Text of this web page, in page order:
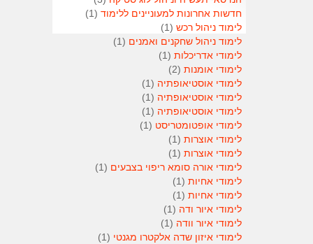
חדשות אחרונות למעוניינים ללימוד (1)
לימוד ניהול רכש (1)
לימוד ניהול שחקנים ואמנים (1)
לימודי אדריכלות (1)
לימודי אומנות (2)
לימודי אוסטיאופתיה (1)
לימודי אוסטיאופתיה (1)
לימודי אוסטיאופתיה (1)
לימודי אופטומטריסט (1)
לימודי אוצרות (1)
לימודי אוצרות (1)
לימודי אורה סומא ריפוי בצבעים (1)
לימודי אחיות (1)
לימודי אחיות (1)
לימודי איור ודה (1)
לימודי איור וודה (1)
לימודי איזון שדה אלקטרו מגנטי (1)